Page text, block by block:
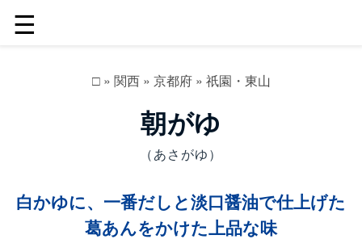
☰
□» 関西» 京都府» 祇園・東山
朝がゆ
（あさがゆ）
白かゆに、一番だしと淡口醤油で仕上げた
葛あんをかけた上品な味